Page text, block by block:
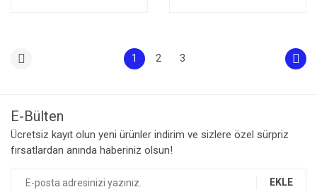
1 2 3
E-Bülten
Ücretsiz kayıt olun yeni ürünler indirim ve sizlere özel sürpriz
fırsatlardan anında haberiniz olsun!
EKLE